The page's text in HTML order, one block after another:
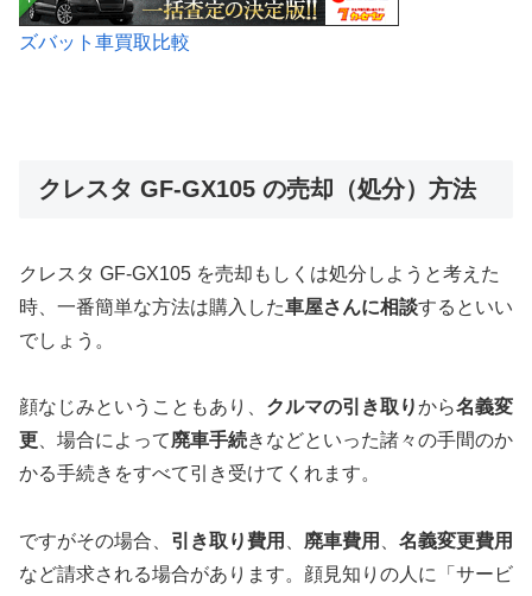
ズバット車買取比較
クレスタ GF-GX105 の売却（処分）方法
クレスタ GF-GX105 を売却もしくは処分しようと考えた
時、一番簡単な方法は購入した車屋さんに相談するといい
でしょう。
顔なじみということもあり、 クルマの引き取りから名義変
更 、場合によって廃車手続きなどといった諸々の手間のか
かる手続きをすべて引き受けてくれます。
ですがその場合、 引き取り費用 廃車費用
名義変更費用
など請求される場合があります。顔見知りの人に「サービ